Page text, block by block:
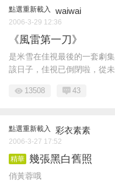
點選重新載入 waiwai
2006-3-29 12:36
《風雷第一刀》
是米雪在佳視最後的一套劇
該日子，佳視已倒閉啦，從未
13508 43
點選重新載入 彩衣素素
2006-3-27 17:52
精華 幾張黑白舊照
俏黃蓉哦